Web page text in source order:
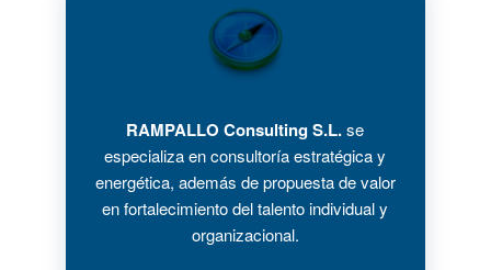
RAMPALLO Consulting S.L.se
especializa en consultoría estratégica y
energética, además de propuesta de valor
en fortalecimiento del talento individual y
organizacional.